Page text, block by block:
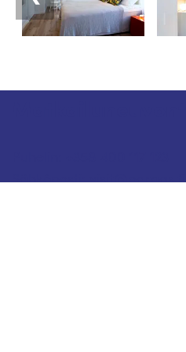
Sähköposti: visit@pargas.fi